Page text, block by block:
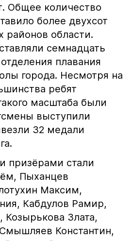
Общее количество
более двухсот
районов области.
семнадцать
плавания
города. Несмотря на
ребят
масштаба были
выступили
32 медали
призёрами стали
Пыханцев
Максим,
Кабдулов Рамир,
Злата,
Константин,